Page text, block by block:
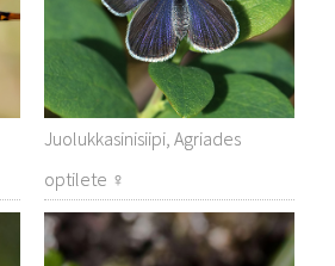
Juolukkasinisiipi, Agriades
optilete ♀